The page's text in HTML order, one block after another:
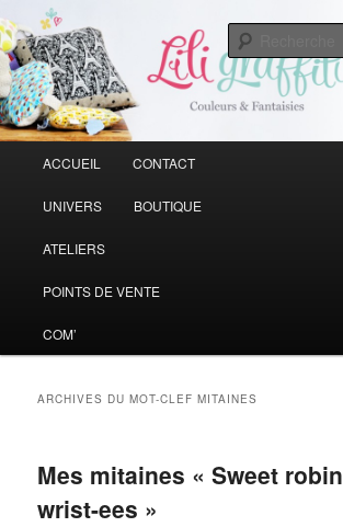
Liligraffiti
Vive la couleur qui rend la vie plus belle
Aller au contenu principal
Aller au contenu secondaire
ACCUEIL CONTACT
UNIVERS BOUTIQUE
ATELIERS
POINTS DE VENTE
COM’
ARCHIVES DU MOT-CLEFMITAINES
Mes mitaines « Sweet robin
wrist-ees »